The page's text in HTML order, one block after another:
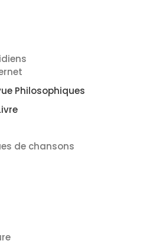
Philosophiques
de chansons